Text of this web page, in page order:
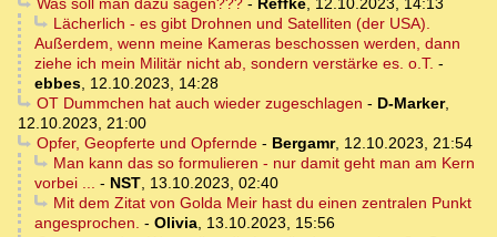
Was soll man dazu sagen???- Reffke, 12.10.2023, 14:13
Lächerlich - es gibt Drohnen und Satelliten (der USA).
Außerdem, wenn meine Kameras beschossen werden, dann
ziehe ich mein Militär nicht ab, sondern verstärke es. o.T. -
ebbes, 12.10.2023, 14:28
OT Dummchen hat auch wieder zugeschlagen - D-Marker,
12.10.2023, 21:00
Opfer, Geopferte und Opfernde- Bergamr, 12.10.2023, 21:54
Man kann das so formulieren - nur damit geht man am Kern
vorbei ... - NST, 13.10.2023, 02:40
Mit dem Zitat von Golda Meir hast du einen zentralen Punkt
angesprochen. - Olivia, 13.10.2023, 15:56